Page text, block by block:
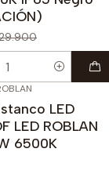
LED
LED ROBLAN
6500K